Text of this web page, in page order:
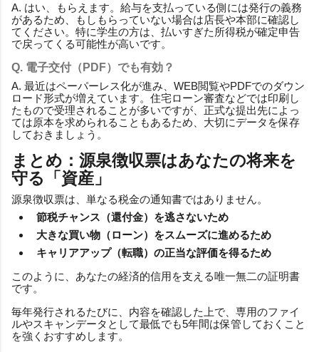
A. はい、もらえます。給与を支払っている側には発行の義務
があるため、もしもらっていない場合は店長や本部に確認し
てください。特に学生の方は、払いすぎた所得税が確定申告
で戻ってくる可能性が高いです。
Q. 電子交付（PDF）でも有効？
A. 最近はペーパーレス化が進み、WEB閲覧やPDFでのダウン
ロード形式が増えています。住宅ローン審査などでは印刷し
たもので受理されることが多いですが、正式な提出先によっ
ては原本を求められることもあるため、大切にデータを保存
しておきましょう。
まとめ：源泉徴収票はあなたの将来を
守る「資産」
源泉徴収票は、単なる税金の通知書ではありません。
節税チャンス（還付金）を逃さないため
大きな買い物（ローン）をスムーズに進めるため
キャリアアップ（転職）の正当な評価を得るため
このように、あなたの経済的信用を支える唯一無二の証明書
です。
毎年発行されるたびに、内容を確認した上で、専用のファイ
ルやスキャンデータとして最低でも5年間は保管しておくこと
を強くおすすめします。